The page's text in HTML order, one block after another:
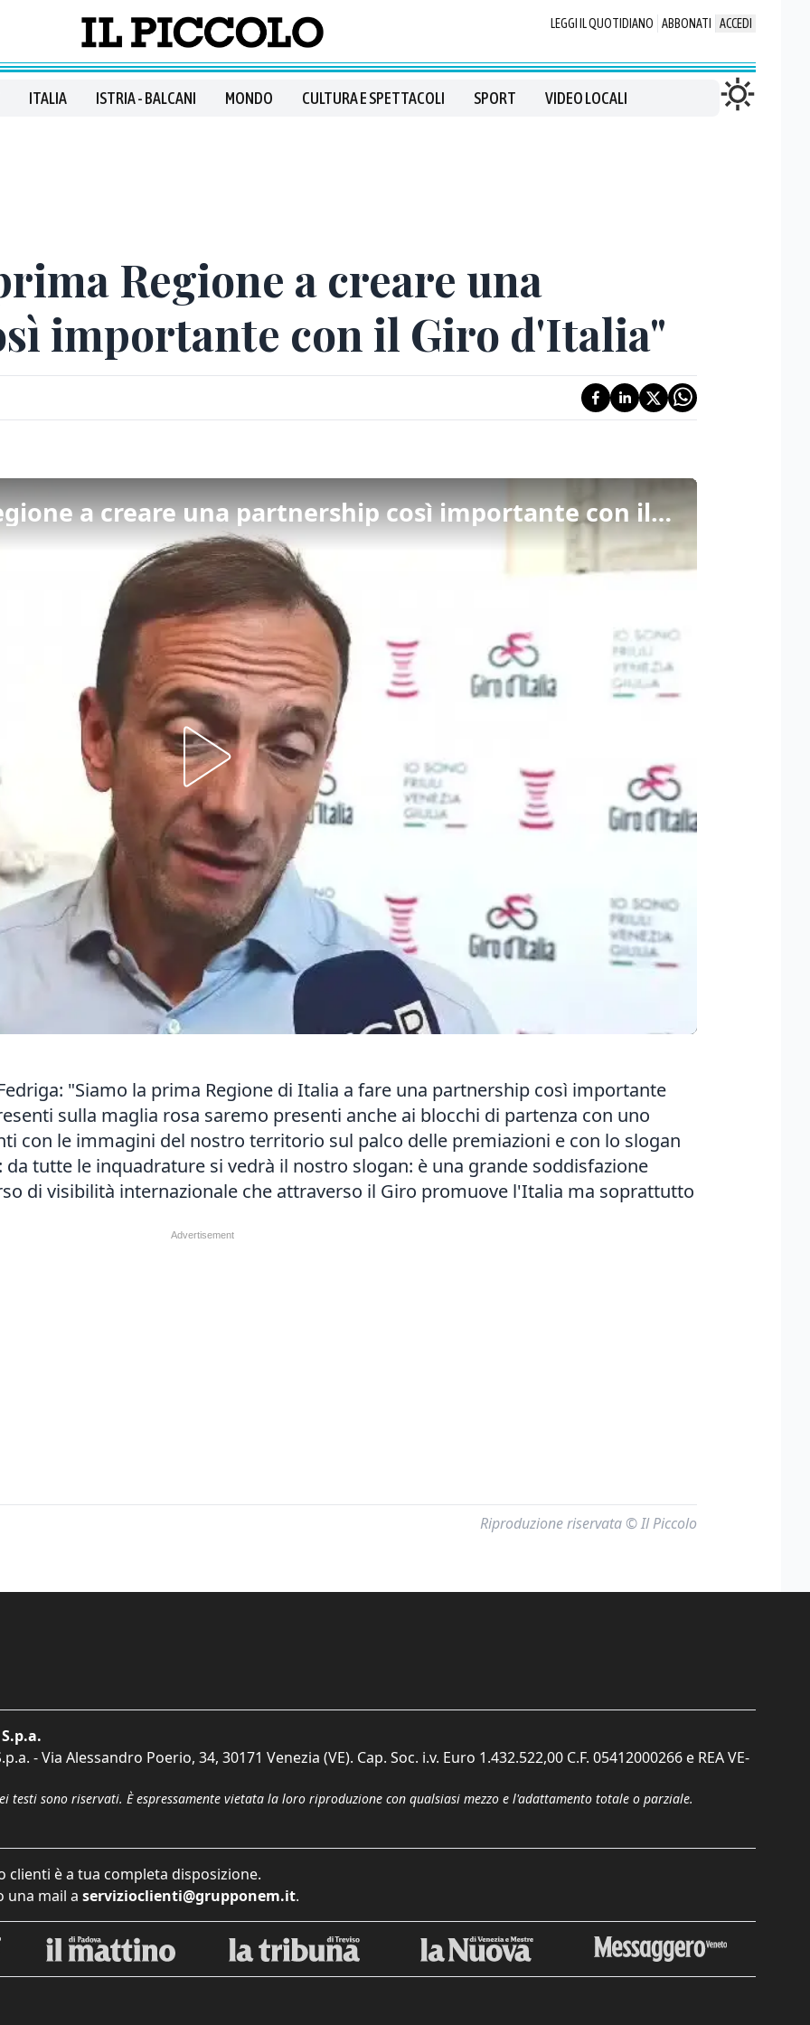
LEGGI IL QUOTIDIANO ABBONATI ACCEDI
ITALIA ISTRIA - BALCANI MONDO CULTURA E SPETTACOLI SPORT VIDEO LOCALI
Regione a creare una
importante con il Giro d'Italia"
Fedriga: "Fvg prima Regione a creare una partnership così importante con il Giro d'Italia"
"Siamo la prima Regione di Italia a fare una partnership così importante
sulla maglia rosa saremo presenti anche ai blocchi di partenza con uno
con le immagini del nostro territorio sul palco delle premiazioni e con lo slogan
tutte le inquadrature si vedrà il nostro slogan: è una grande soddisfazione
di visibilità internazionale che attraverso il Giro promuove l'Italia ma soprattutto
Riproduzione riservata © Il Piccolo
- Via Alessandro Poerio, 34, 30171 Venezia (VE). Cap. Soc. i.v. Euro 1.432.522,00 C.F. 05412000266 e REA VE-
testi sono riservati. È espressamente vietata la loro riproduzione con qualsiasi mezzo e l'adattamento totale o parziale.
clienti è a tua completa disposizione.
una mail a servizioclienti@grupponem.it.